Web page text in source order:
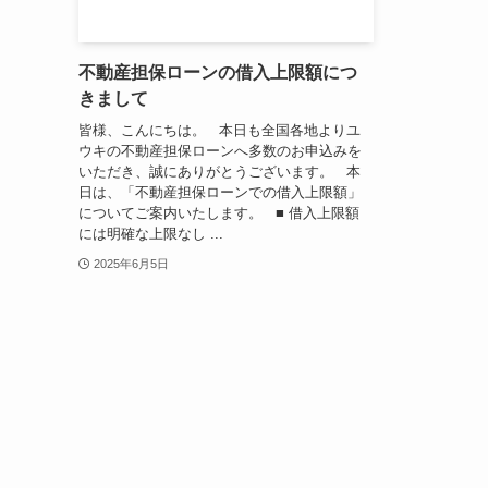
不動産担保ローンの借入上限額につ
きまして
皆様、こんにちは。 本日も全国各地よりユ
ウキの不動産担保ローンへ多数のお申込みを
いただき、誠にありがとうございます。 本
日は、「不動産担保ローンでの借入上限額」
についてご案内いたします。 ■ 借入上限額
には明確な上限なし ...
2025年6月5日